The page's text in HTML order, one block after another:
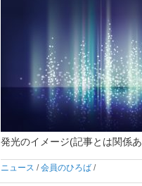
発光のイメージ(記事とは関係
ニュース /会員のひろば /